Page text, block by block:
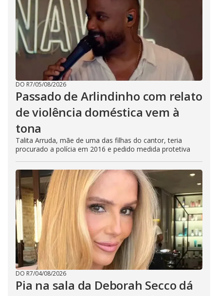
DO R7/05/08/2026
Passado de Arlindinho com relato
de violência doméstica vem à
tona
Talita Arruda, mãe de uma das filhas do cantor, teria
procurado a polícia em 2016 e pedido medida protetiva
DO R7/04/08/2026
Pia na sala da Deborah Secco dá